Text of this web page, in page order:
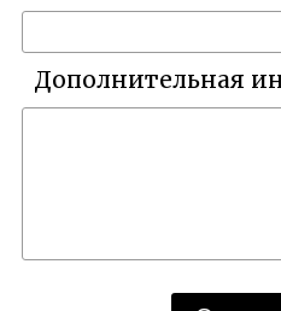
Дополнительная